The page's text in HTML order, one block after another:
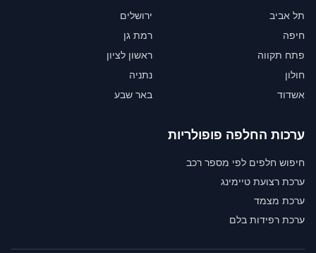
תל אביב
ירושלים
חיפה
רמת גן
פתח תקווה
ראשון לציון
חולון
נתניה
אשדוד
באר שבע
ערכות החלפה פופולריות
חיפוש חלפים לפי מספר רכב
ערכת רצועת טיימינג
ערכת מצמד
ערכת רפידות בלם